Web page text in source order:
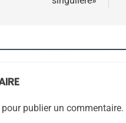
pour publier un commentaire.
NOUS MANQUE –